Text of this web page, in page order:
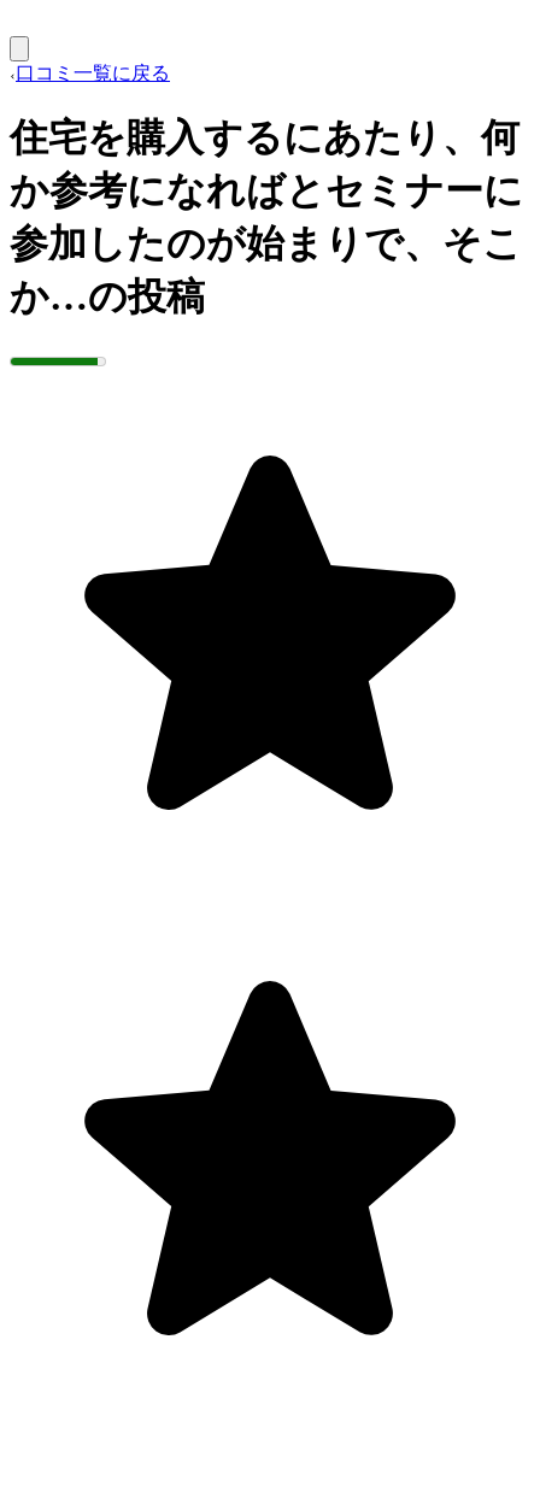
口コミ一覧に戻る
住宅を購入するにあたり、何
か参考になればとセミナーに
参加したのが始まりで、そこ
か…の投稿